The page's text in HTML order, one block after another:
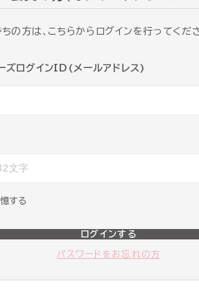
の方は、こちらからログインを行ってくだ
ズログインID(メールアドレス)
する
ログインする
パスワードをお忘れの方